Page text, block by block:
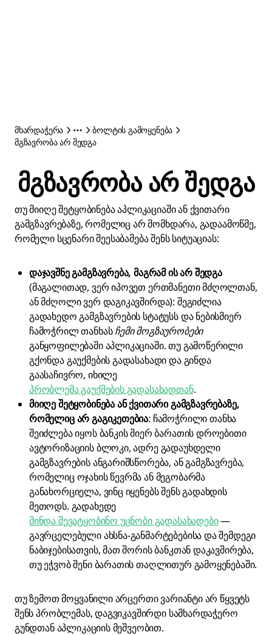
მხარდაჭერა
ბოლტის გამოყენება
მგზავრობა არ შედგა
მგზავრობა არ შედგა
თუ მიიღე შეტყობინება აპლიკაციაში ან ქვითარი
გამგზავრებაზე, რომელიც არ მომხდარა, გადაამოწმე,
რომელი სცენარი შეესაბამება შენს სიტუაციას:
დაჯავშნე გამგზავრება, მაგრამ ის არ შედგა
(მაგალითად, ვერ იპოვეთ ერთმანეთი მძღოლთან,
ან მძღოლი ვერ დაგიკავშირდა): შეგიძლია
გადახედო გამგზავრების სტატუსს და ნებისმიერ
ჩამოჭრილ თანხასჩემი მოგზაურობები
განყოფილებაში აპლიკაციაში. თუ გამოწერილი
გქონდა გაუქმების გადასახადი და გინდა
გაასაჩივრო, იხილე
პრობლემა გაუქმების გადასახადთან.
მიიღე შეტყობინება ან ქვითარი გამგზავრებაზე,
რომელიც არ გაგიკეთებია: ჩამოჭრილი თანხა
შეიძლება იყოს ბანკის მიერ ბარათის დროებითი
ავტორიზაციის ბლოკი, ადრე გადაუხდელი
გამგზავრების ანგარიშსწორება, ან გამგზავრება,
რომელიც ოჯახის წევრმა ან მეგობარმა
განახორციელა, ვინც იყენებს შენს გადახდის
მეთოდს. გადახედე
მინდა შევატყობინო უცნობი გადასახადები—
გავრცელებული ახსნა-განმარტებებისა და შემდეგი
ნაბიჯებისათვის, მათ შორის ბანკთან დაკავშირება,
თუ ეჭვობ შენი ბარათის თაღლითურ გამოყენებაში.
თუ ზემოთ მოყვანილი არცერთი ვარიანტი არ წყვეტს
შენს პრობლემას, დაგვიკავშირდი სამხარდაჭერო
გუნდთან აპლიკაციის მეშვეობით.